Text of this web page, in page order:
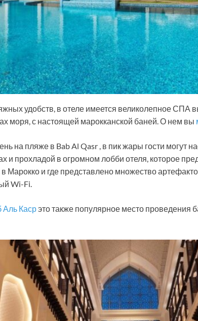
удобств, в отеле имеется великолепное СПА
моря, с настоящей марокканской баней. О нем вы
на пляже в Bab Al Qasr , в пик жары гости могут
и прохладой в огромном лобби отеля, которое
Марокко и где представлено множество
Wi-Fi.
Аль Касрэто также популярное место проведения